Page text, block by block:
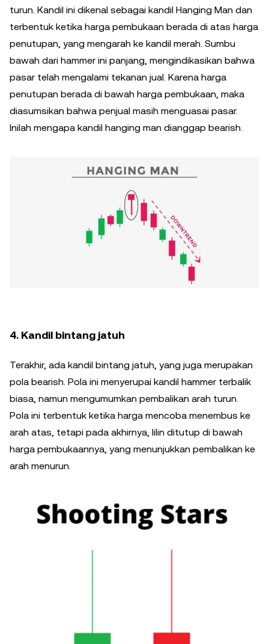
turun. Kandil ini dikenal sebagai kandil Hanging Man dan
terbentuk ketika harga pembukaan berada di atas harga
penutupan, yang mengarah ke kandil merah. Sumbu
bawah dari hammer ini panjang, mengindikasikan bahwa
pasar telah mengalami tekanan jual. Karena harga
penutupan berada di bawah harga pembukaan, maka
diasumsikan bahwa penjual masih menguasai pasar.
Inilah mengapa kandil hanging man dianggap bearish.
4. Kandil bintang jatuh
Terakhir, ada kandil bintang jatuh, yang juga merupakan
pola bearish. Pola ini menyerupai kandil hammer terbalik
biasa, namun mengumumkan pembalikan arah turun.
Pola ini terbentuk ketika harga mencoba menembus ke
arah atas, tetapi pada akhirnya, lilin ditutup di bawah
harga pembukaannya, yang menunjukkan pembalikan ke
arah menurun.